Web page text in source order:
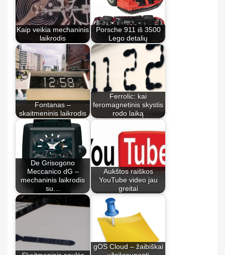
Kaip veikia mechaninis
laikrodis
Porsche 911 iš 3500
Lego detalių
Fontanas –
skaitmeninis laikrodis
Ferrolic: kai
feromagnetinis skystis
rodo laiką
De Grisogono
Meccanico dG –
mechaninis laikrodis
su…
Aukštos raiškos
YouTube video jau
greitai
gOS Cloud – žaibiškai